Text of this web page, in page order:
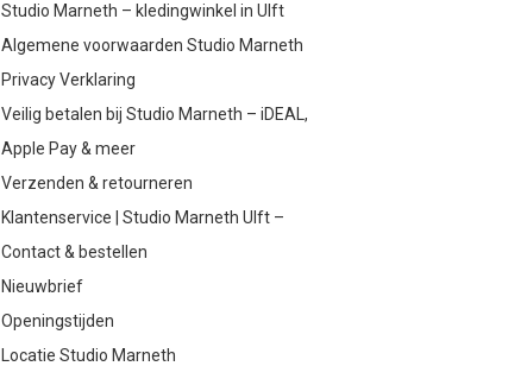
Studio Marneth – kledingwinkel in Ulft
Algemene voorwaarden Studio Marneth
Privacy Verklaring
Veilig betalen bij Studio Marneth – iDEAL,
Apple Pay & meer
Verzenden & retourneren
Klantenservice | Studio Marneth Ulft –
Contact & bestellen
Nieuwbrief
Openingstijden
Locatie Studio Marneth